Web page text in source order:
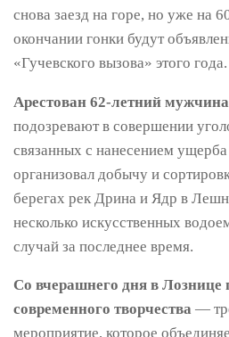
снова заезд на горе, но уже на
окончании гонки будут
«Гучевского вызова» этого года.
Арестован 62-летний
подозревают в совершении
связанных с нанесением
организовал добычу и
берегах рек Дрина и Ядр в
несколько искусственных
случай за последнее время.
Со вчерашнего дня в Лознице
современного творчества —
мероприятие, которое